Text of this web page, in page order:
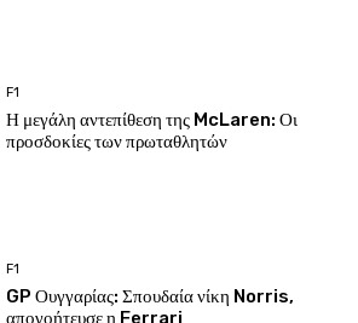
F1
Η μεγάλη αντεπίθεση της McLaren: Οι
προσδοκίες των πρωταθλητών
F1
GP Ουγγαρίας: Σπουδαία νίκη Norris,